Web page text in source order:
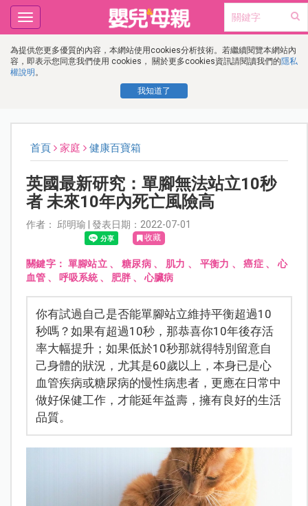
為提供您更多優質的內容，本網站使用cookies分析技術。若繼續閱覽本網站內
容，即表示您同意我們使用 cookies， 關於更多cookies資訊請閱讀我們的隱私
權說明 。
我知道了
Toggle
navigation
首頁 家庭 健康百寶箱
英國最新研究：單腳無法站立10秒
者 未來10年內死亡風險高
作者： 邱明瑜 | 發表日期：2022-07-01
收藏
關鍵字： 單腳站立 、 糖尿病、 肌力 、 平衡力 、癌症 、心
血管、 呼吸系統、 肥胖、 心臟病
你有試過自己是否能單腳站立維持平衡超過10
秒嗎？如果有超過10秒，那恭喜你10年後存活
率大幅提升；如果低於10秒那就得特別留意自
己身體的狀況，尤其是60歲以上，本身已是心
血管疾病或糖尿病的慢性病患者，更應在日常中
做好保健工作，才能延年益壽，擁有良好的生活
品質。